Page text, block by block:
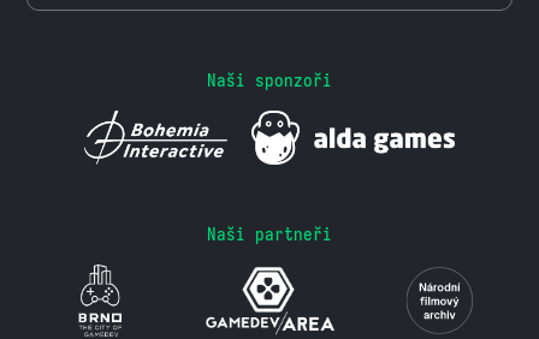
Naši sponzoři
Naši partneři